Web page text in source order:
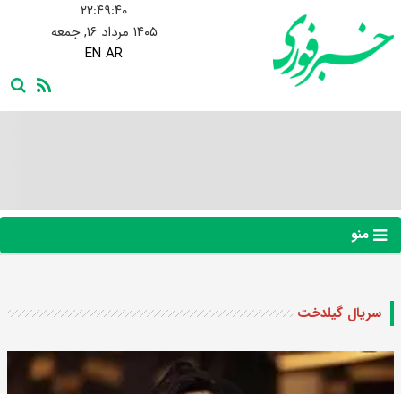
۲۲:۴۹:۴۱
۱۴۰۵ مرداد ۱۶, جمعه
EN AR
منو
سریال گیلدخت